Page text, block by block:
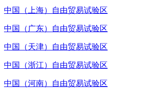
中国（上海）自由贸易试验区
中国（广东）自由贸易试验区
中国（天津）自由贸易试验区
中国（浙江）自由贸易试验区
中国（河南）自由贸易试验区